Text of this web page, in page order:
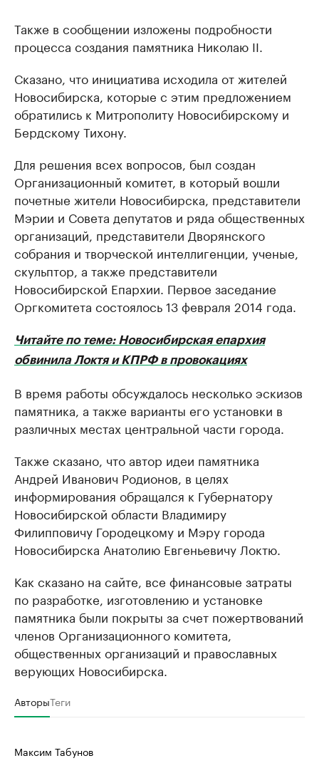
Также в сообщении изложены подробности
процесса создания памятника Николаю II.
Сказано, что инициатива исходила от жителей
Новосибирска, которые с этим предложением
обратились к Митрополиту Новосибирскому и
Бердскому Тихону.
Для решения всех вопросов, был создан
Организационный комитет, в который вошли
почетные жители Новосибирска, представители
Мэрии и Совета депутатов и ряда общественных
организаций, представители Дворянского
собрания и творческой интеллигенции, ученые,
скульптор, а также представители
Новосибирской Епархии. Первое заседание
Оргкомитета состоялось 13 февраля 2014 года.
Читайте по теме: Новосибирская епархия
обвинила Локтя и КПРФ в провокациях
В время работы обсуждалось несколько эскизов
памятника, а также варианты его установки в
различных местах центральной части города.
Также сказано, что автор идеи памятника
Андрей Иванович Родионов, в целях
информирования обращался к Губернатору
Новосибирской области Владимиру
Филипповичу Городецкому и Мэру города
Новосибирска Анатолию Евгеньевичу Локтю.
Как сказано на сайте, все финансовые затраты
по разработке, изготовлению и установке
памятника были покрыты за счет пожертвований
членов Организационного комитета,
общественных организаций и православных
верующих Новосибирска.
АвторыТеги
Максим Табунов